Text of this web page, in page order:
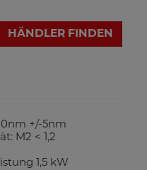
HÄNDLER FINDEN
+/-5nm
M2 < 1,2
1,5 kW